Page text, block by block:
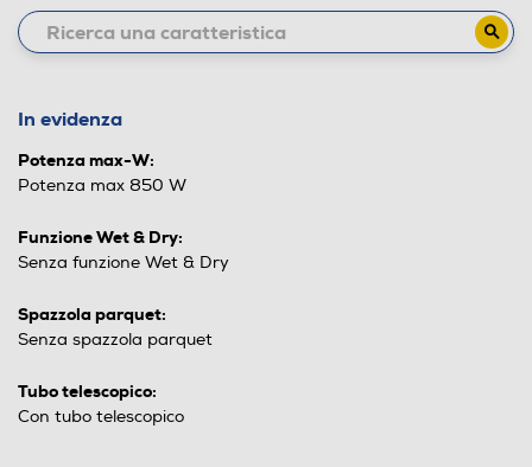
In evidenza
Potenza max-W:
Potenza max 850 W
Funzione Wet & Dry:
Senza funzione Wet & Dry
Spazzola parquet:
Senza spazzola parquet
Tubo telescopico:
Con tubo telescopico